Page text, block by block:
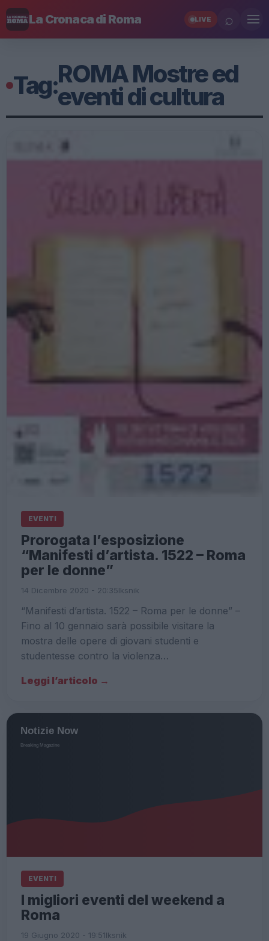
La Cronaca di Roma LIVE ⌕
Tag:ROMA Mostre ed
eventi di cultura
EVENTI
Prorogata l’esposizione
“Manifesti d’artista. 1522 – Roma
per le donne”
14 Dicembre 2020 - 20:35Iksnik
“Manifesti d’artista. 1522 – Roma per le donne” –
Fino al 10 gennaio sarà possibile visitare la
mostra delle opere di giovani studenti e
studentesse contro la violenza…
Leggi l’articolo →
EVENTI
I migliori eventi del weekend a
Roma
19 Giugno 2020 - 19:51Iksnik